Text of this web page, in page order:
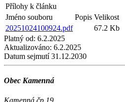
Přílohy k článku
Jméno souboru
Popis Velikost
20251024100924.pdf
67.2 Kb
Platný od: 6.2.2025
Aktualizováno: 6.2.2025
Datum sejmutí31.12.2030
Obec Kamenná
Kamenná čp.19